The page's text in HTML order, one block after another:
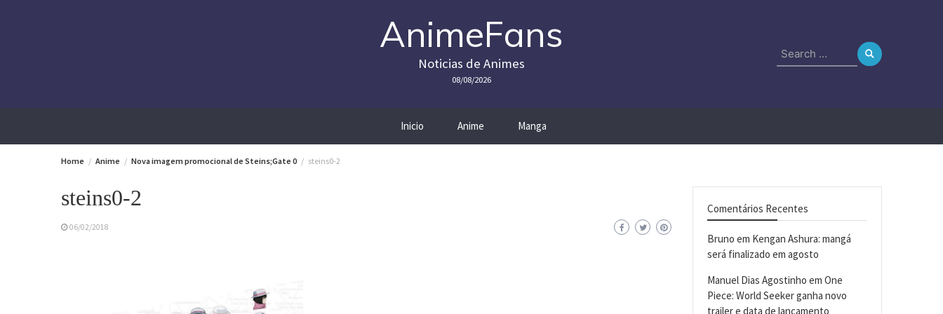
AnimeFans
Noticias de Animes
08/08/2026
Search
for:
Inicio Anime Manga
Home Anime Nova imagem promocional de Steins;Gate 0 steins0-2
steins0-2
06/02/2018
Comentários Recentes
Bruno em Kengan Ashura: mangá
será finalizado em agosto
Manuel Dias Agostinho em One
Piece: World Seeker ganha novo
trailer e data de lançamento